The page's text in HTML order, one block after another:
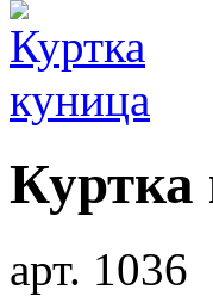
Куртка
арт. 1036